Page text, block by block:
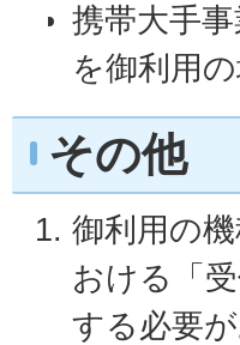
携帯大手
を御利用
その他
御利用の
おける「
する必要が